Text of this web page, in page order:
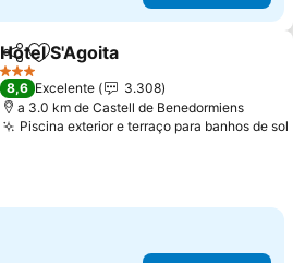
PartilharAdicionar aos favoritos
Hotel S'Agoita
3 Estrelas
8,6 Excelente
3.308
a 3.0 km de Castell de Benedormiens
Piscina exterior e terraço para banhos de sol